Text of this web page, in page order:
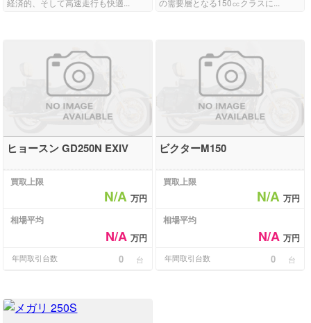
ヒョースン GD250N EXIV
買取上限
N/A万円
相場平均
N/A万円
年間取引台数 0 台
ビクターM150
買取上限
N/A 万円
相場平均
N/A 万円
年間取引台数 0 台